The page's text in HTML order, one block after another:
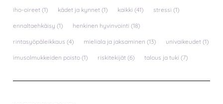
iho-oireet (1) kädet ja kynnet (1) kaikki (41) stressi (1)
ennaltaehkäisy (1) henkinen hyvinvointi (18)
rintasyöpäleikkaus (4) mieliala ja jaksaminen (13) univaikeudet (1)
imusolmukkeiden poisto (1) riskitekijät (6) talous ja tuki (7)